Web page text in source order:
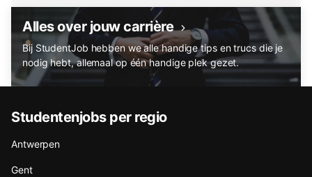
Alles over jouw carrière
Bij StudentJob hebben we alle handige tips en trucs die je
nodig hebt, allemaal op één handige plek gezet.
Studentenjobs per regio
Antwerpen
Gent